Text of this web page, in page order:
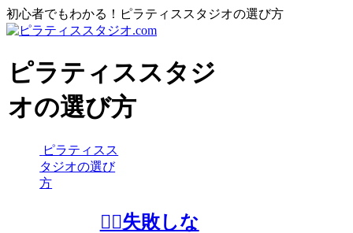
初心者でもわかる！ピラティススタジオの選び方
ピラティススタジ
オの選び方
ピラティスス
タジオの選び
方
🧘‍♀️失敗しな